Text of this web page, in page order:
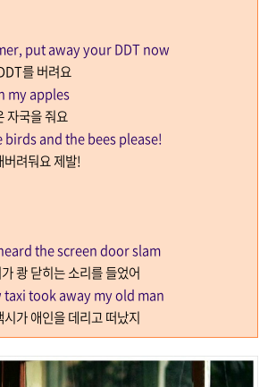
put away your DDT now
를 버려요
my apples
자국을 줘요
birds and the bees please!
려둬요 제발!
the screen door slam
쾅 닫히는 소리를 들었어
took away my old man
가 애인을 데리고 떠났지